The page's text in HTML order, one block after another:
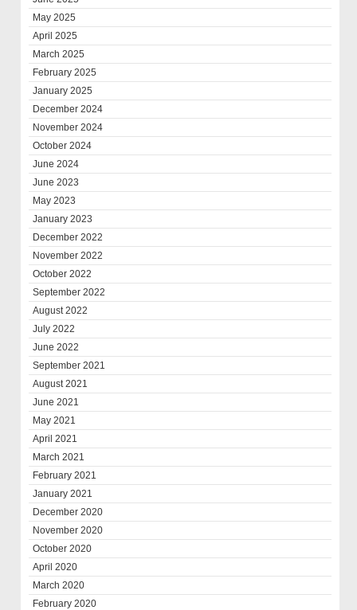
May 2025
April 2025
March 2025
February 2025
January 2025
December 2024
November 2024
October 2024
June 2024
June 2023
May 2023
January 2023
December 2022
November 2022
October 2022
September 2022
August 2022
July 2022
June 2022
September 2021
August 2021
June 2021
May 2021
April 2021
March 2021
February 2021
January 2021
December 2020
November 2020
October 2020
April 2020
March 2020
February 2020